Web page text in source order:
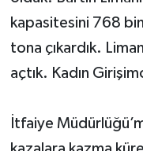
kapasitesini 768
tona çıkardık.
açtık. Kadın
İtfaiye